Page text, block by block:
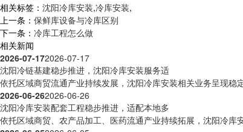
相关标签： 沈阳冷库安装,冷库安装,
上一条： 保鲜库设备与冷库区别
下一条： 冷库工程怎么做
相关新闻
2026-07-172026-07-17
沈阳冷链基建稳步推进，沈阳冷库安装服务适
依托区域商贸流通产业持续发展，沈阳冷库安装相关业务呈现
2026-06-262026-06-26
沈阳冷库安装配套工程稳步推进，适配本地多
依托区域商贸、农产品加工、医药流通产业持续拓展，沈阳冷